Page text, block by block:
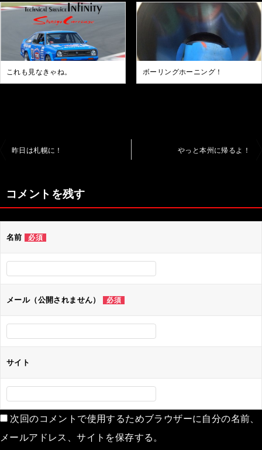
これも見なきゃね。 ボーリングホーニング！
ビ
ゲ
ー
シ
ョ
ン
昨日は札幌に！ やっと本州に帰るよ！
コメントを残す
名前 必須
メール（公開されません） 必須
サイト
次回のコメントで使用するためブラウザーに自分の名前、
メールアドレス、サイトを保存する。